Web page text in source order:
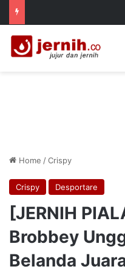
Home /Crispy
Crispy Desportare
[JERNIH
Brobbey
Belanda